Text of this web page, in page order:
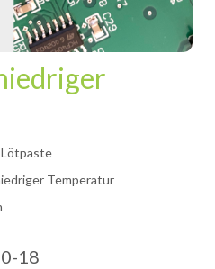
Temperatur
18